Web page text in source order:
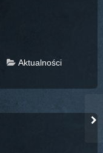
Aktualności